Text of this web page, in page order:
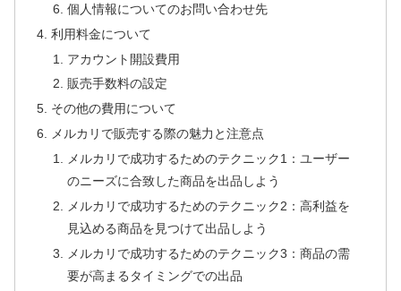
個人情報についてのお問い合わせ先
利用料金について
アカウント開設費用
販売手数料の設定
その他の費用について
メルカリで販売する際の魅力と注意点
メルカリで成功するためのテクニック1：ユーザー
のニーズに合致した商品を出品しよう
メルカリで成功するためのテクニック2：高利益を
見込める商品を見つけて出品しよう
メルカリで成功するためのテクニック3：商品の需
要が高まるタイミングでの出品